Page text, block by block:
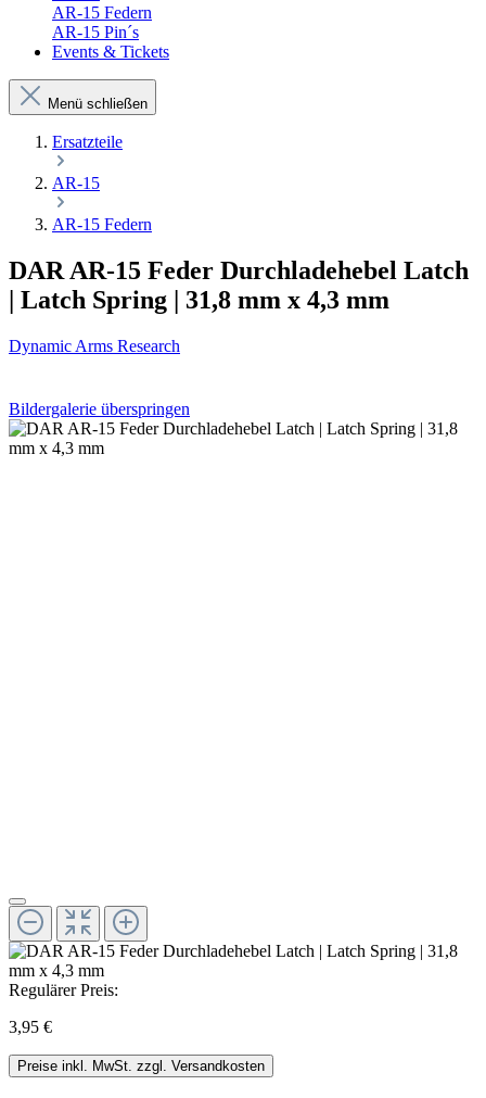
AR-15 Federn
AR-15 Pin´s
Events & Tickets
Menü schließen
Ersatzteile
AR-15
AR-15 Federn
DAR AR-15 Feder Durchladehebel Latch
| Latch Spring | 31,8 mm x 4,3 mm
Dynamic Arms Research
Bildergalerie überspringen
Regulärer Preis:
3,95 €
Preise inkl. MwSt. zzgl. Versandkosten